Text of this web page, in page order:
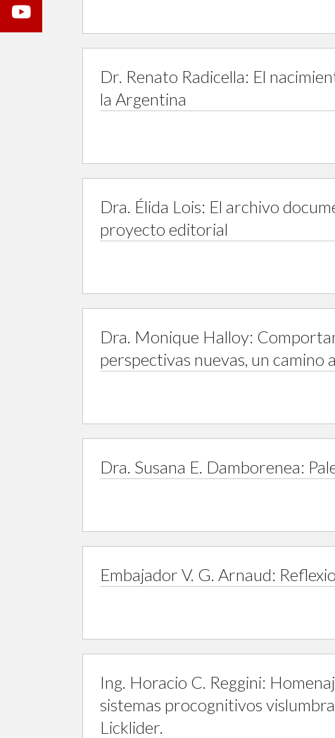
Dr. Renato Radicella: El
la Argentina
Dra. Élida Lois: El archivo
proyecto editorial
Dra. Monique Halloy:
perspectivas nuevas, un camino
Dra. Susana E. Damborenea:
Embajador V. G. Arnaud:
Ing. Horacio C. Reggini:
sistemas procognitivos
Licklider.